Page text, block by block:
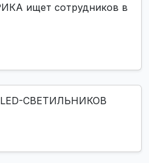
ищет сотрудников в
СВЕТИЛЬНИКОВ